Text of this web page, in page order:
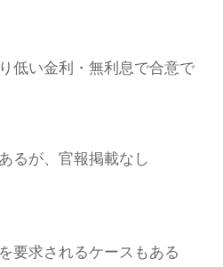
低い金利・無利息で合意で
るが、官報掲載なし
要求されるケースもある